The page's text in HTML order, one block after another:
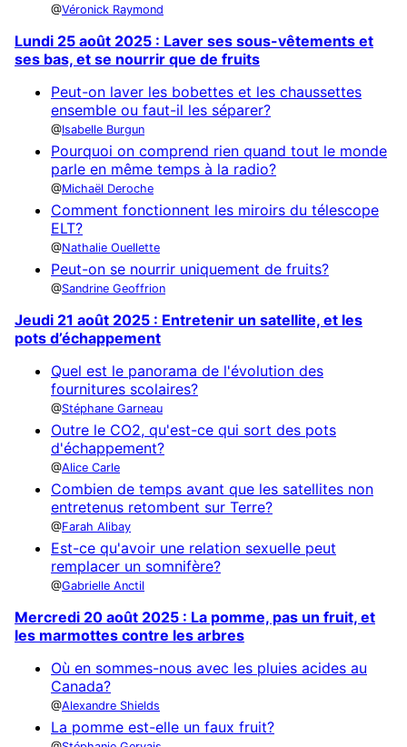
Véronick Raymond
Lundi 25 août 2025 : Laver ses sous-vêtements et
ses bas, et se nourrir que de fruits
Peut-on laver les bobettes et les chaussettes
ensemble ou faut-il les séparer?
Isabelle Burgun
Pourquoi on comprend rien quand tout le monde
parle en même temps à la radio?
Michaël Deroche
Comment fonctionnent les miroirs du télescope
ELT?
Nathalie Ouellette
Peut-on se nourrir uniquement de fruits?
Sandrine Geoffrion
Jeudi 21 août 2025 : Entretenir un satellite, et les
pots d’échappement
Quel est le panorama de l'évolution des
fournitures scolaires?
Stéphane Garneau
Outre le CO2, qu'est-ce qui sort des pots
d'échappement?
Alice Carle
Combien de temps avant que les satellites non
entretenus retombent sur Terre?
Farah Alibay
Est-ce qu'avoir une relation sexuelle peut
remplacer un somnifère?
Gabrielle Anctil
Mercredi 20 août 2025 : La pomme, pas un fruit, et
les marmottes contre les arbres
Où en sommes-nous avec les pluies acides au
Canada?
Alexandre Shields
La pomme est-elle un faux fruit?